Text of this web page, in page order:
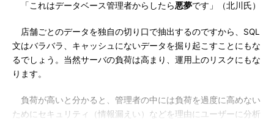
「これはデータベース管理者からしたら悪夢です」（北川氏）
店舗ごとのデータを独自の切り口で抽出するのですから、SQL
文はバラバラ、キャッシュにないデータを掘り起こすことにもな
るでしょう。当然サーバの負荷は高まり、運用上のリスクにもな
ります。
負荷が高いと分かると、管理者の中には負荷を過度に高めない
ためにセキュリティ（情報漏えい）などを理由にユーザーに分析